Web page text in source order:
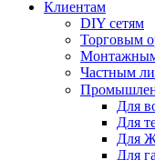
Клиентам
DIY сетям
Торговым
Частным
Для
Для
Для
Для